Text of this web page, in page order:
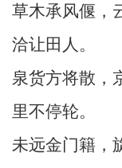
草木承风偃，
洽让田人。
泉货方将散，
里不停轮。
未远金门籍，